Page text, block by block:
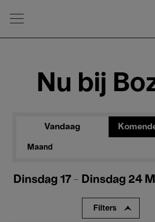
Open Menu
Nu bij
Vandaag
Maand
Dinsdag 17 - Dinsdag 24
Filters